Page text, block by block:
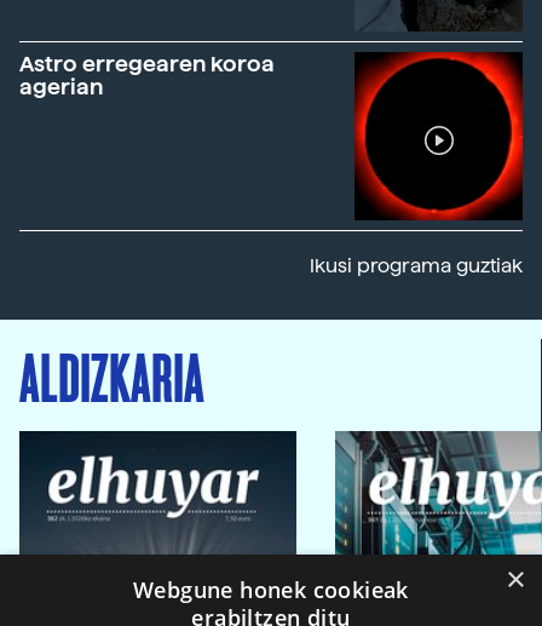
Astro erregearen koroa
agerian
Ikusi programa guztiak
ALDIZKARIA
×
Webgune honek cookieak
erabiltzen ditu